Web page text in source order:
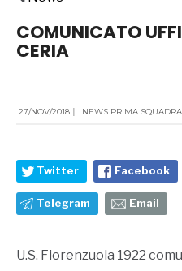
COMUNICATO
CERIA
27/NOV/2018 | NEWS PRIMA SQUADRA
Twitter Facebook
Telegram Email
U.S. Fiorenzuola 1922